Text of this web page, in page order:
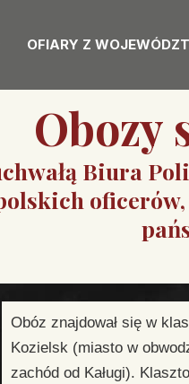
OFIARY Z
Obozy
Biura
Obóz znajdował się w
Kozielsk (miasto w
zachód od Kaługi).